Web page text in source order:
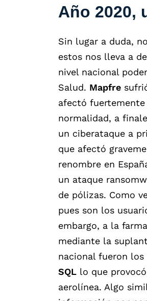
Año 2020,
Sin lugar a duda,
estos nos lleva a
nivel nacional
Salud. Mapfre
afectó fuertemente
normalidad, a
un ciberataque a
que afectó
renombre en
un ataque
de pólizas. Como
pues son los
embargo, a la
mediante la
nacional fueron
SQL lo que
aerolínea. Algo